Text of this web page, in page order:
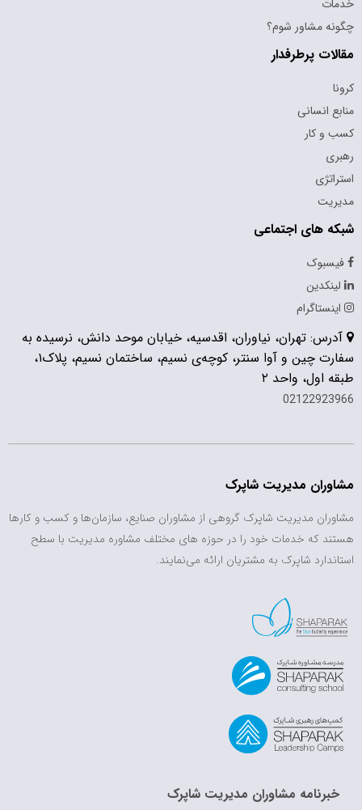
خدمات
چگونه مشاور شوم؟
مقالات پرطرفدار
کرونا
منابع انسانی
کسب و کار
رهبری
استراتژی
مدیریت
شبکه های اجتماعی
فیسبوک
لینکدین
اینستاگرام
آدرس: تهران، نیاوران، اقدسیه، خیابان موحد دانش، نرسیده به
سفارت چین و آوا سنتر، کوچه‌ی نسیم، ساختمان نسیم، پلاک۱،
طبقه اول، واحد ۲
02122923966
مشاوران مدیریت شاپرک
مشاوران مدیریت شاپرک گروهی از مشاوران صنایع، سازمان‌ها و کسب و کارها
هستند که خدمات خود را در حوزه های مختلف مشاوره مدیریت با سطح
استاندارد شاپرک به مشتریان ارائه می‌نمایند.
خبرنامه مشاوران مدیریت شاپرک